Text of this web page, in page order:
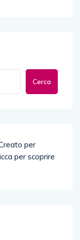
Cerca